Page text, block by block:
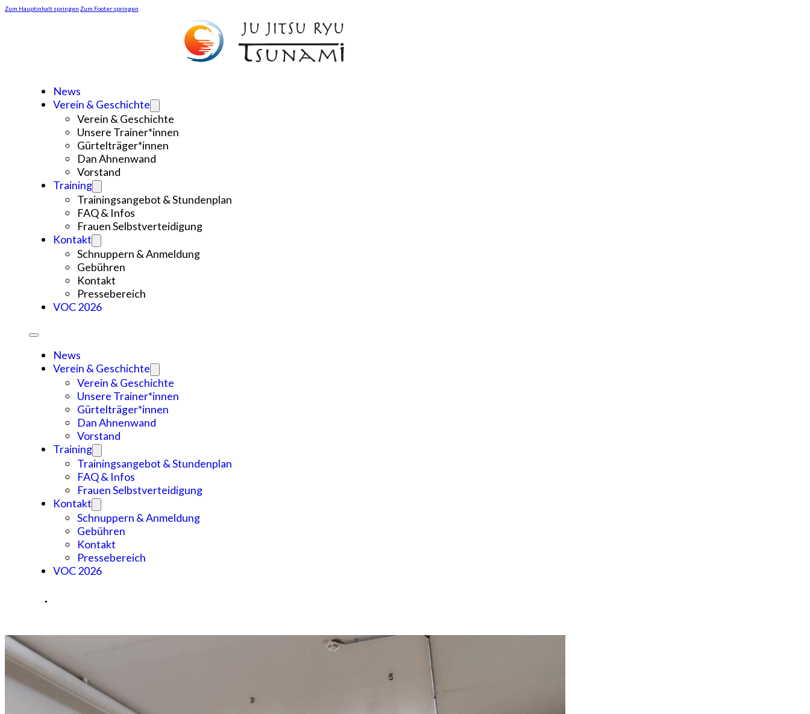
Zum Hauptinhalt springen Zum Footer springen
News
Verein & Geschichte
Verein & Geschichte
Unsere Trainer*innen
Gürtelträger*innen
Dan Ahnenwand
Vorstand
Training
Trainingsangebot & Stundenplan
FAQ & Infos
Frauen Selbstverteidigung
Kontakt
Schnuppern & Anmeldung
Gebühren
Kontakt
Pressebereich
VOC 2026
News
Verein & Geschichte
Verein & Geschichte
Unsere Trainer*innen
Gürtelträger*innen
Dan Ahnenwand
Vorstand
Training
Trainingsangebot & Stundenplan
FAQ & Infos
Frauen Selbstverteidigung
Kontakt
Schnuppern & Anmeldung
Gebühren
Kontakt
Pressebereich
VOC 2026